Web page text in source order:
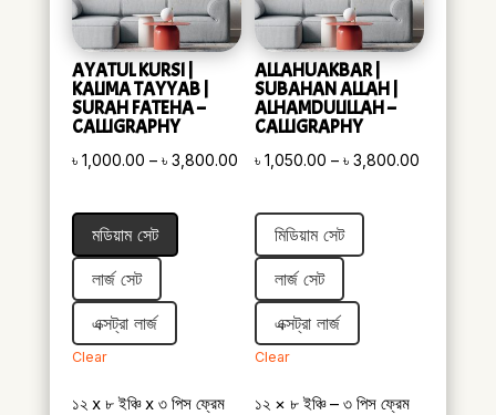
AYATUL KURSI |
KALIMA TAYYAB |
SURAH FATEHA –
CALLIGRAPHY
৳ 1,000.00 – ৳ 3,800.00Price
৳ 1,000.00
through
৳ 3,800.00
মডিয়াম সেট
লার্জ সেট
এক্সট্রা লার্জ
Clear
১২ x ৮ ইঞ্চি x ৩ পিস ফ্রেম
ALLAHUAKBAR |
SUBAHAN ALLAH |
ALHAMDULILLAH –
CALLIGRAPHY
৳1,050.00 – ৳3,800.00
মিডিয়াম সেট
লার্জ সেট
এক্সট্রা লার্জ
Clear
১২ × ৮ ইঞ্চি – ৩ পিস ফ্রেম